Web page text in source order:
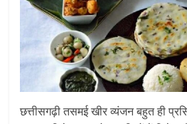
छत्तीसगढ़ी तसमई खीर व्यंजन बहुत ही